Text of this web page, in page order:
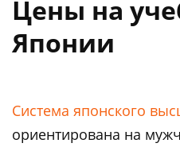
Цены на
Японии
Система японского
ориентирована на